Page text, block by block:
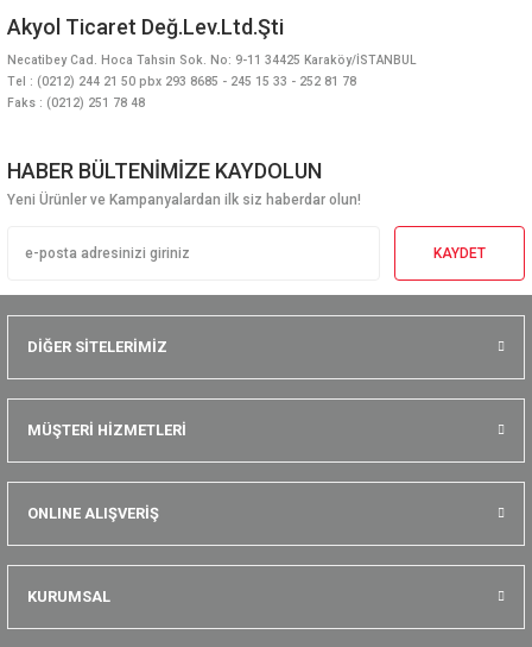
Akyol Ticaret Değ.Lev.Ltd.Şti
Necatibey Cad. Hoca Tahsin Sok. No: 9-11 34425 Karaköy/İSTANBUL
Tel : (0212) 244 21 50 pbx 293 8685 - 245 15 33 - 252 81 78
Faks : (0212) 251 78 48
HABER BÜLTENİMİZE KAYDOLUN
Yeni Ürünler ve Kampanyalardan ilk siz haberdar olun!
KAYDET
DİĞER SİTELERİMİZ
MÜŞTERİ HİZMETLERİ
ONLINE ALIŞVERİŞ
KURUMSAL